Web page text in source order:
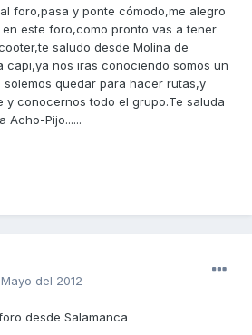
foro,pasa y ponte cómodo,me alegro
este foro,como pronto vas a tener
saludo desde Molina de
capi,ya nos iras conociendo somos un
quedar para hacer rutas,y
conocernos todo el grupo.Te saluda
Acho-Pijo......
del 2012
desde Salamanca